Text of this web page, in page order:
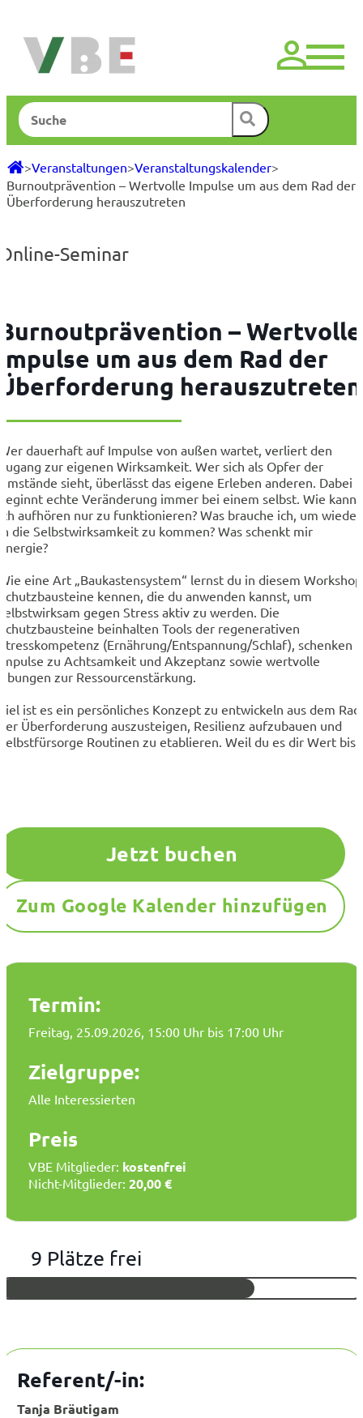
springen
Suchen
>Veranstaltungen>Veranstaltungskalender>
Burnoutprävention – Wertvolle Impulse um aus dem Rad der
Überforderung herauszutreten
Seminar
– Wertvolle
um aus dem Rad der
herauszutreten
dauerhaft auf Impulse von außen wartet, verliert den
zur eigenen Wirksamkeit. Wer sich als Opfer der
sieht, überlässt das eigene Erleben anderen. Dabei
echte Veränderung immer bei einem selbst. Wie kann
aufhören nur zu funktionieren? Was brauche ich, um wieder
die Selbstwirksamkeit zu kommen? Was schenkt mir
eine Art „Baukastensystem“ lernst du in diesem Workshop
kennen, die du anwenden kannst, um
gegen Stress aktiv zu werden. Die
beinhalten Tools der regenerativen
(Ernährung/Entspannung/Schlaf), schenken
zu Achtsamkeit und Akzeptanz sowie wertvolle
zur Ressourcenstärkung.
ist es ein persönliches Konzept zu entwickeln aus dem Rad
Überforderung auszusteigen, Resilienz aufzubauen und
Routinen zu etablieren. Weil du es dir Wert bist!
Jetzt buchen
Zum Google Kalender hinzufügen
Termin:
Freitag, 25.09.2026 , 15:00 Uhr bis 17:00 Uhr
Zielgruppe:
Alle Interessierten
Preis
VBE Mitglieder: kostenfrei
Nicht-Mitglieder: 20,00 €
9 Plätze frei
Referent/-in:
Tanja Bräutigam